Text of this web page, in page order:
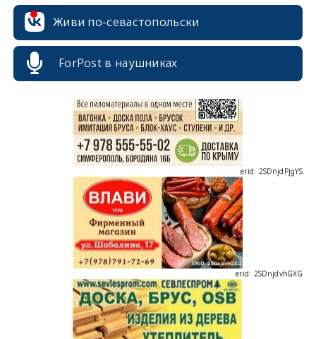
Живи по-севастопольски
ForPost в наушниках
erid: 2SDnjdvhGXG